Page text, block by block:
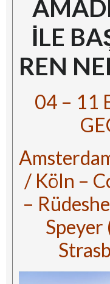
İLE
REN
04 – 11
/ Köln –
–
Speyer